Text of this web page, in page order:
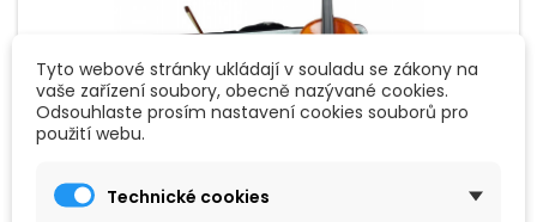
Tyto webové stránky ukládají v souladu se zákony na
vaše zařízení soubory, obecně nazývané cookies.
Odsouhlaste prosím nastavení cookies souborů pro
použití webu.
Technické cookies